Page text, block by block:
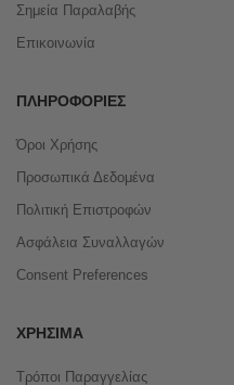
Σημεία Παραλαβής
Επικοινωνία
ΠΛΗΡΟΦΟΡΊΕΣ
Όροι Χρήσης
Προσωπικά Δεδομένα
Πολιτική Επιστροφών
Ασφάλεια Συναλλαγών
Consent Preferences
ΧΡΉΣΙΜΑ
Τρόποι Παραγγελίας